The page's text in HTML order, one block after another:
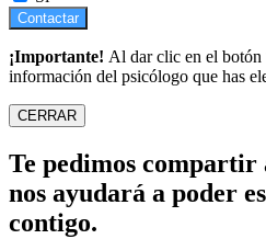
Contactar
¡Importante! Al dar clic en el botón
información del psicólogo que has
CERRAR
Te pedimos compartir
nos ayudará a poder
contigo.